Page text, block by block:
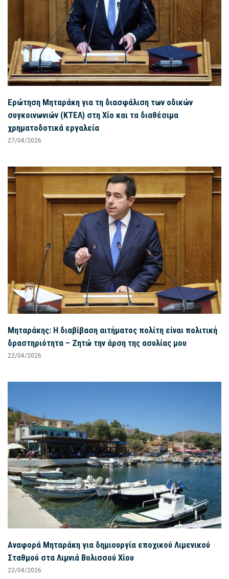
Ερώτηση Μηταράκη για τη διασφάλιση των οδικών
συγκοινωνιών (ΚΤΕΛ) στη Χίο και τα διαθέσιμα
χρηματοδοτικά εργαλεία
27/04/2026
Μηταράκης: Η διαβίβαση αιτήματος πολίτη είναι πολιτική
δραστηριότητα – Ζητώ την άρση της ασυλίας μου
22/04/2026
Αναφορά Μηταράκη για δημιουργία εποχικού Λιμενικού
Σταθμού στα Λιμνιά Βολισσού Χίου
22/04/2026